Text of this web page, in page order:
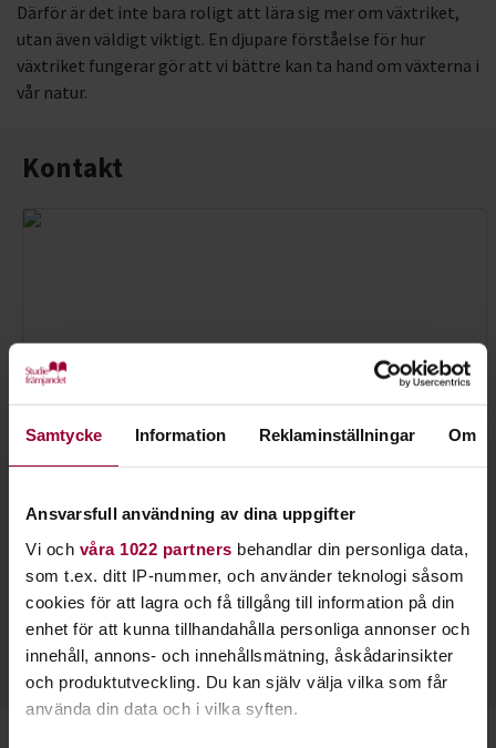
Samtycke Information Reklaminställningar Om
Ansvarsfull användning av dina uppgifter
Vi och våra 1022 partners behandlar din personliga data,
som t.ex. ditt IP-nummer, och använder teknologi såsom
cookies för att lagra och få tillgång till information på din
enhet för att kunna tillhandahålla personliga annonser och
innehåll, annons- och innehållsmätning, åskådarinsikter
och produktutveckling. Du kan själv välja vilka som får
använda din data och i vilka syften.
Därför är det inte bara roligt att lära sig mer om växtriket,
utan även väldigt viktigt. En djupare förståelse för hur
växtriket fungerar gör att vi bättre kan ta hand om växterna i
vår natur.
Kontakt
Mari Graneskog
Folkbildningsutvecklare Djur-Natur
Skicka e-post
073-942 36 46
Läs mer